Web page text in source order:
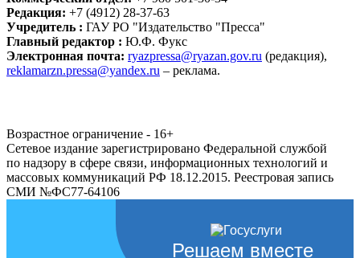
Редакция: +7 (4912) 28-37-63
Учредитель : ГАУ РО "Издательство "Пресса"
Главный редактор : Ю.Ф. Фукс
Электронная почта: ryazpressa@ryazan.gov.ru (редакция),
reklamarzn.pressa@yandex.ru – реклама.
Возрастное ограничение - 16+
Сетевое издание зарегистрировано Федеральной службой
по надзору в сфере связи, информационных технологий и
массовых коммуникаций РФ 18.12.2015. Реестровая запись
СМИ №ФС77-64106
Решаем вместе